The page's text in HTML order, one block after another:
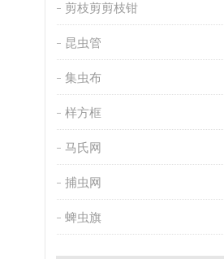
剪枝剪剪枝钳
昆虫管
集虫布
样方框
马氏网
捕虫网
蜱虫旗